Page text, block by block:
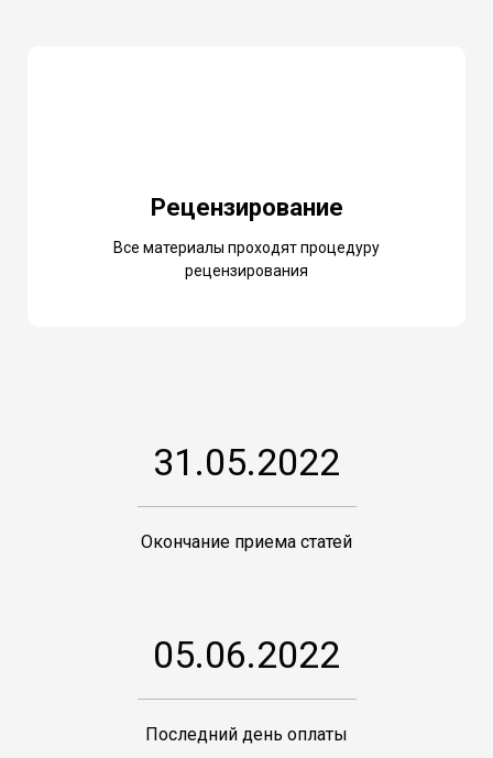
Рецензирование
Все материалы проходят процедуру
рецензирования
31.05.2022
Окончание приема статей
05.06.2022
Последний день оплаты